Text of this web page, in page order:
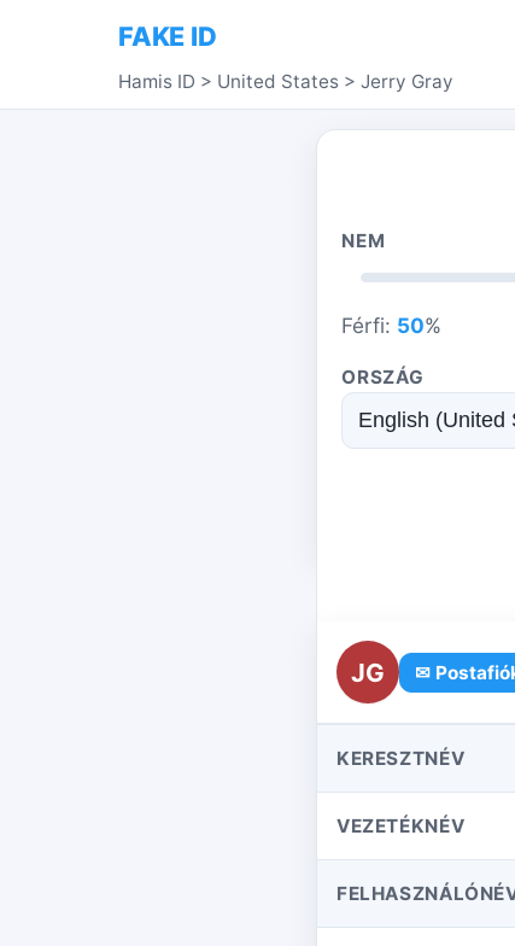
FAKE ID
Hamis ID > United States > Jerry Gray
NEM
Férfi: 50%
ORSZÁG
JG ✉
KERESZTNÉV
VEZETÉKNÉV